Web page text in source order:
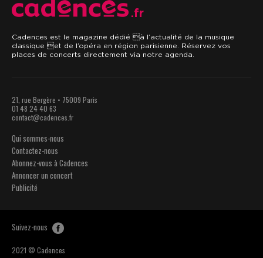
.fr
Cadences est le magazine dédié à l’actualité de la musique
classique et de l’opéra en région parisienne. Réservez vos
places de concerts directement via notre agenda.
21, rue Bergère • 75009 Paris
01 48 24 40 63
contact@cadences.fr
Qui sommes-nous
Contactez-nous
Abonnez-vous à Cadences
Annoncer un concert
Publicité
Suivez-nous
2021 © Cadences